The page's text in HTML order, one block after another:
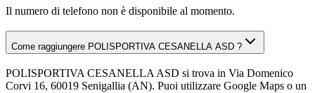
Il numero di telefono non è disponibile al momento.
Come raggiungere POLISPORTIVA CESANELLA ASD ?
POLISPORTIVA CESANELLA ASD si trova in Via Domenico
Corvi 16, 60019 Senigallia (AN). Puoi utilizzare Google Maps o un